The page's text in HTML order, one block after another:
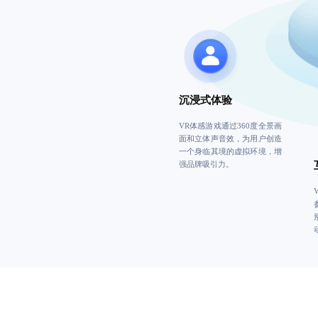
沉浸式体验
VR体感游戏通过360度全景画
面和立体声音效，为用户创造
一个身临其境的虚拟环境，增
强品牌吸引力。